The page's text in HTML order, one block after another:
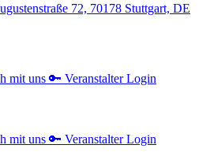
72, 70178 Stuttgart, DE
mit uns 🔑 Veranstalter Login
mit uns 🔑 Veranstalter Login